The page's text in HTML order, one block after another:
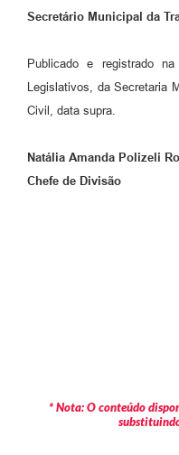
Secretário Municipal da
Publicado e registrado
Legislativos, da Secretaria
Civil, data supra.
Natália Amanda Polizeli
Chefe de Divisão
* Nota: O conteúdo